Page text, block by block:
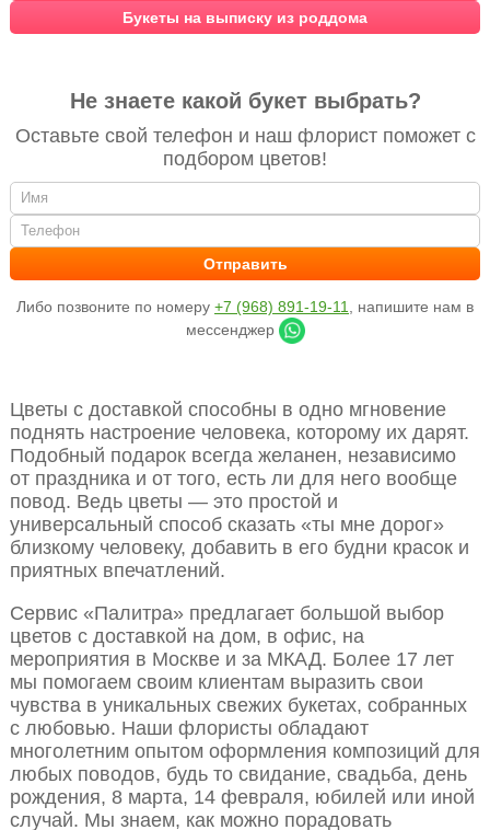
Букеты на выписку из роддома
Не знаете какой букет выбрать?
Оставьте свой телефон и наш флорист поможет с
подбором цветов!
Либо позвоните по номеру +7 (968) 891-19-11
, напишите нам в
мессенджер
Цветы с доставкой способны в одно мгновение
поднять настроение человека, которому их дарят.
Подобный подарок всегда желанен, независимо
от праздника и от того, есть ли для него вообще
повод. Ведь цветы — это простой и
универсальный способ сказать «ты мне дорог»
близкому человеку, добавить в его будни красок и
приятных впечатлений.
Сервис «Палитра» предлагает большой выбор
цветов с доставкой на дом, в офис, на
мероприятия в Москве и за МКАД. Более 17 лет
мы помогаем своим клиентам выразить свои
чувства в уникальных свежих букетах, собранных
с любовью. Наши флористы обладают
многолетним опытом оформления композиций для
любых поводов, будь то свидание, свадьба, день
рождения, 8 марта, 14 февраля, юбилей или иной
случай. Мы знаем, как можно порадовать